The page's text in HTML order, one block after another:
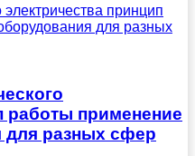
принцип
для разных
работы применение
разных сфер